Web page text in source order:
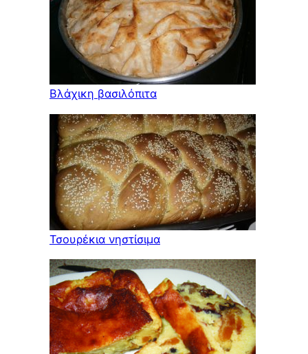
Βλάχικη βασιλόπιτα
Τσουρέκια νηστίσιμα